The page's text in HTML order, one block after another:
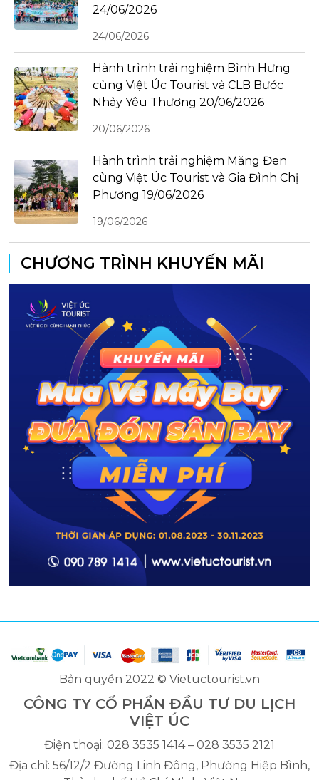
24/06/2026
24/06/2026
Hành trình trải nghiệm Bình Hưng
cùng Việt Úc Tourist và CLB Bước
Nhảy Yêu Thương 20/06/2026
20/06/2026
Hành trình trải nghiệm Măng Đen
cùng Việt Úc Tourist và Gia Đình Chị
Phương 19/06/2026
19/06/2026
CHƯƠNG TRÌNH KHUYẾN MÃI
Bản quyền 2022 © Vietuctourist.vn
CÔNG TY CỔ PHẦN ĐẦU TƯ DU LỊCH
VIỆT ÚC
Điện thoại: 028 3535 1414 – 028 3535 2121
Địa chỉ: 56/12/2 Đường Linh Đông, Phường Hiệp Bình,